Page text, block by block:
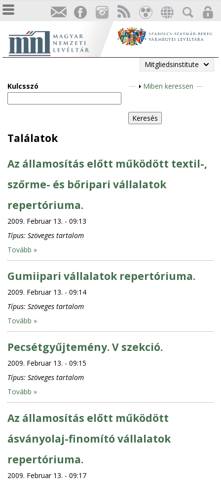
Mitgliedsinstitute
Kulcsszó
A
z
e
n
Miben keressen
Találatok
Az államosítás előtt működött textil-,
szőrme- és bőripari vállalatok
repertóriuma.
2009. Februar 13. - 09:13
Típus: Szöveges tartalom
Tovább »
Gumiipari vállalatok repertóriuma.
2009. Februar 13. - 09:14
Típus: Szöveges tartalom
Tovább »
Pecsétgyűjtemény. V szekció.
2009. Februar 13. - 09:15
Típus: Szöveges tartalom
Tovább »
Az államosítás előtt működött
ásványolaj-finomító vállalatok
repertóriuma.
2009. Februar 13. - 09:17